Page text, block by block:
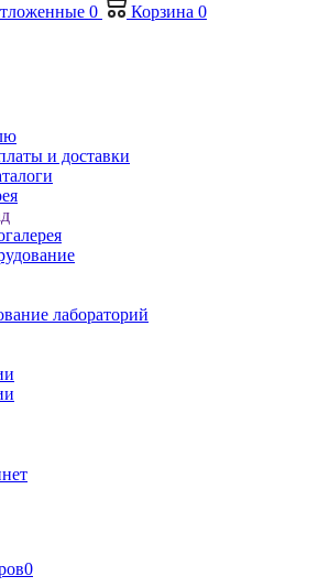
0 Корзина 0
и доставки
лабораторий
0